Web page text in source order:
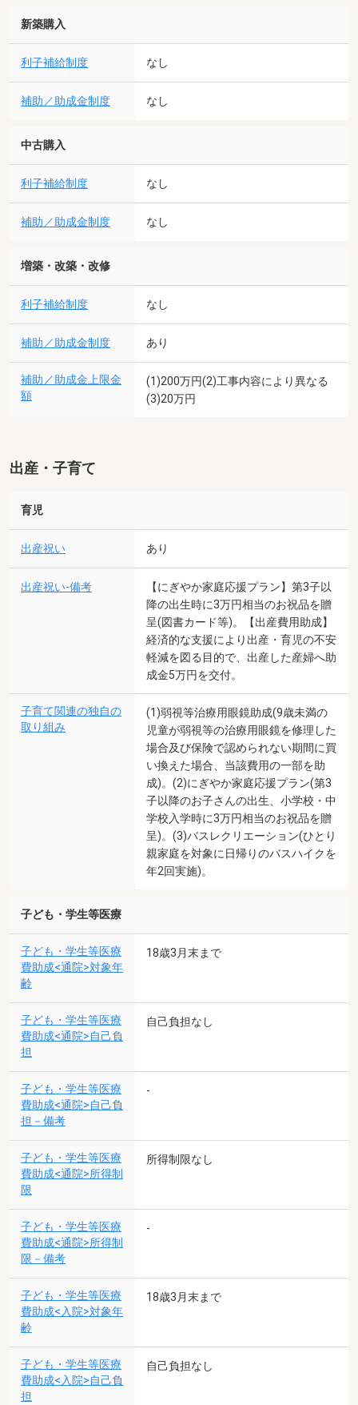
新築購入
利子補給制度 なし
補助／助成金制度 なし
中古購入
利子補給制度 なし
補助／助成金制度 なし
増築・改築・改修
利子補給制度 なし
補助／助成金制度 あり
補助／助成金上限金
額
(1)200万円(2)工事内容により異なる
(3)20万円
出産・子育て
育児
出産祝い あり
出産祝い-備考
【にぎやか家庭応援プラン】第3子以
降の出生時に3万円相当のお祝品を贈
呈(図書カード等)。【出産費用助成】
経済的な支援により出産・育児の不安
軽減を図る目的で、出産した産婦へ助
成金5万円を交付。
子育て関連の独自の
取り組み
(1)弱視等治療用眼鏡助成(9歳未満の
児童が弱視等の治療用眼鏡を修理した
場合及び保険で認められない期間に買
い換えた場合、当該費用の一部を助
成)。(2)にぎやか家庭応援プラン(第3
子以降のお子さんの出生、小学校・中
学校入学時に3万円相当のお祝品を贈
呈)。(3)バスレクリエーション(ひとり
親家庭を対象に日帰りのバスハイクを
年2回実施)。
子ども・学生等医療
子ども・学生等医療
費助成<通院>対象年
齢
18歳3月末まで
子ども・学生等医療
費助成<通院>自己負
担
自己負担なし
子ども・学生等医療
費助成<通院>自己負
担－備考
-
子ども・学生等医療
費助成<通院>所得制
限
所得制限なし
子ども・学生等医療
費助成<通院>所得制
限－備考
-
子ども・学生等医療
費助成<入院>対象年
齢
18歳3月末まで
子ども・学生等医療
費助成<入院>自己負
担
自己負担なし